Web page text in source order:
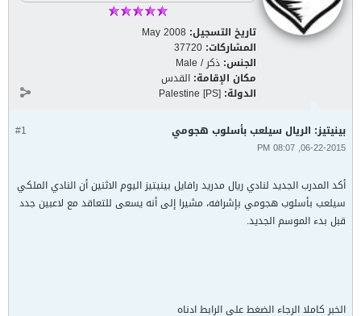
تاريخ التسجيل: May 2008
المشاركات: 37720
الجنس: ذكر / Male
مكان الإقامة: القدس
الدولة: Palestine [PS]
#1 بينيتيز: الريال سيلعب بأسلوب هجومي
06-22-2015, 08:07 PM
أكد المدرب الجديد لنادي ريال مدريد رافايل بينيتيز اليوم الاثنين أن النادي الملكي
سيلعب بأسلوب هجومي بإشرافه، مشيرا إلى أنه يسعى للتعاقد مع لاعبين جدد
قبل بدء الموسم الجديد.
الخبر كاملا الرجاء الضغط على الرابط ادناه